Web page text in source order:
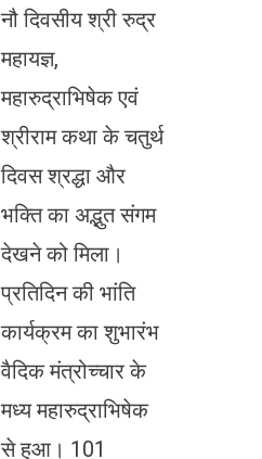
नौ दिवसीय श्री रुद्र
महायज्ञ,
महारुद्राभिषेक एवं
श्रीराम कथा के चतुर्थ
दिवस श्रद्धा और
भक्ति का अद्भुत संगम
देखने को मिला।
प्रतिदिन की भांति
कार्यक्रम का शुभारंभ
वैदिक मंत्रोच्चार के
मध्य महारुद्राभिषेक
से हुआ। 101